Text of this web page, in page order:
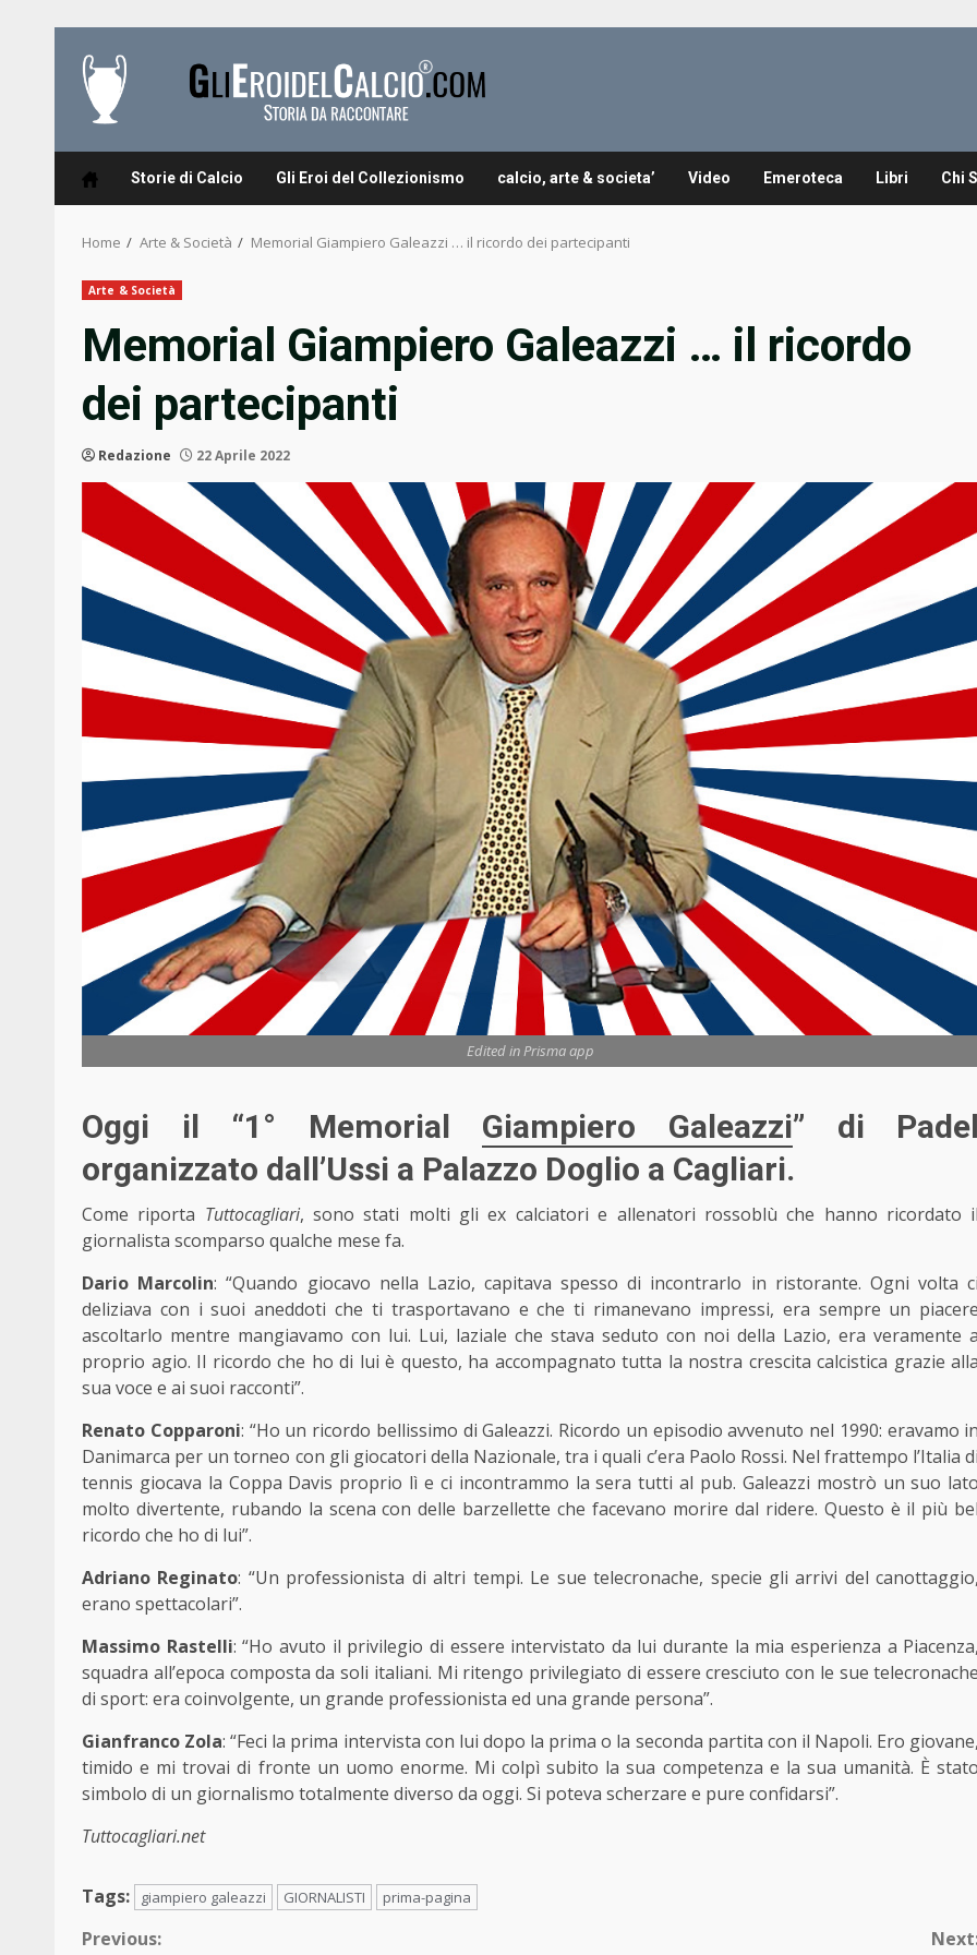
content
Storie di Calcio Gli Eroi del Collezionismo calcio, arte & societa’ Video Emeroteca Libri Chi
Home Arte & Società Memorial Giampiero Galeazzi … il ricordo dei partecipanti
Arte & Società
Memorial Giampiero Galeazzi … il ricordo
dei partecipanti
Redazione 22 Aprile 2022
Edited in Prisma app
Oggi il “1° Memorial Giampiero Galeazzi” di Padel
organizzato dall’Ussi a Palazzo Doglio a Cagliari.
Come riporta Tuttocagliari, sono stati molti gli ex calciatori e allenatori rossoblù che hanno ricordato il
giornalista scomparso qualche mese fa.
Dario Marcolin: “Quando giocavo nella Lazio, capitava spesso di incontrarlo in ristorante. Ogni volta ci
deliziava con i suoi aneddoti che ti trasportavano e che ti rimanevano impressi, era sempre un piacere
ascoltarlo mentre mangiavamo con lui. Lui, laziale che stava seduto con noi della Lazio, era veramente a
proprio agio. Il ricordo che ho di lui è questo, ha accompagnato tutta la nostra crescita calcistica grazie alla
sua voce e ai suoi racconti”.
Renato Copparoni: “Ho un ricordo bellissimo di Galeazzi. Ricordo un episodio avvenuto nel 1990: eravamo in
Danimarca per un torneo con gli giocatori della Nazionale, tra i quali c’era Paolo Rossi. Nel frattempo l’Italia di
tennis giocava la Coppa Davis proprio lì e ci incontrammo la sera tutti al pub. Galeazzi mostrò un suo lato
molto divertente, rubando la scena con delle barzellette che facevano morire dal ridere. Questo è il più bel
ricordo che ho di lui”.
Adriano Reginato: “Un professionista di altri tempi. Le sue telecronache, specie gli arrivi del canottaggio,
erano spettacolari”.
Massimo Rastelli: “Ho avuto il privilegio di essere intervistato da lui durante la mia esperienza a Piacenza,
squadra all’epoca composta da soli italiani. Mi ritengo privilegiato di essere cresciuto con le sue telecronache
di sport: era coinvolgente, un grande professionista ed una grande persona”.
Gianfranco Zola: “Feci la prima intervista con lui dopo la prima o la seconda partita con il Napoli. Ero giovane,
timido e mi trovai di fronte un uomo enorme. Mi colpì subito la sua competenza e la sua umanità. È stato
simbolo di un giornalismo totalmente diverso da oggi. Si poteva scherzare e pure confidarsi”.
Tuttocagliari.net
Tags: giampiero galeazzi GIORNALISTI prima-pagina
Continue
Previous: